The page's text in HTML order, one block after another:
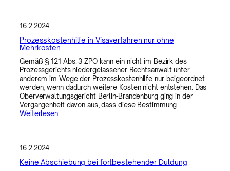
16.2.2024
Prozesskostenhilfe in Visaverfahren nur ohne
Mehrkosten
Gemäß § 121 Abs. 3 ZPO kann ein nicht im Bezirk des
Prozessgerichts niedergelassener Rechtsanwalt unter
anderem im Wege der Prozesskostenhilfe nur beigeordnet
werden, wenn dadurch weitere Kosten nicht entstehen. Das
Oberverwaltungsgericht Berlin-Brandenburg ging in der
Vergangenheit davon aus, dass diese Bestimmung…
Weiterlesen..
16.2.2024
Keine Abschiebung bei fortbestehender Duldung